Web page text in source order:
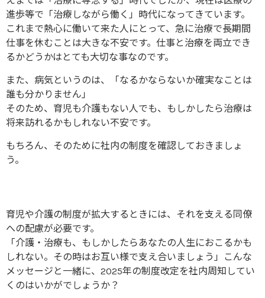
進歩等で「治療しながら働く」時代になってきています。
これまで熱心に働いて来た人にとって、急に治療で長期間
仕事を休むことは大きな不安です。仕事と治療を両立でき
るかどうかはとても大切な事なのです。
また、病気というのは、「なるかならないか確実なことは
誰も分かりません」
そのため、育児も介護もない人でも、もしかしたら治療は
将来訪れるかもしれない不安です。
もちろん、そのために社内の制度を確認しておきましょ
う。
育児や介護の制度が拡大するときには、それを支える同僚
への配慮が必要です。
「介護・治療も、もしかしたらあなたの人生におこるかも
しれない。その時はお互い様で支え合いましょう」こんな
メッセージと一緒に、2025年の制度改定を社内周知してい
くのはいかがでしょうか？